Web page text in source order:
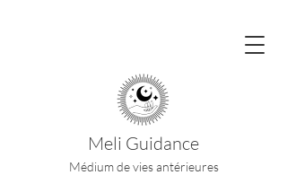
Meli Guidance
Médium de vies antérieures